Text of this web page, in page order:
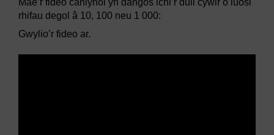
Mae’r fideo canlynol yn dangos ichi’r dull cywir o luosi
rhifau degol â 10, 100 neu 1 000:
Gwylio’r fideo ar.